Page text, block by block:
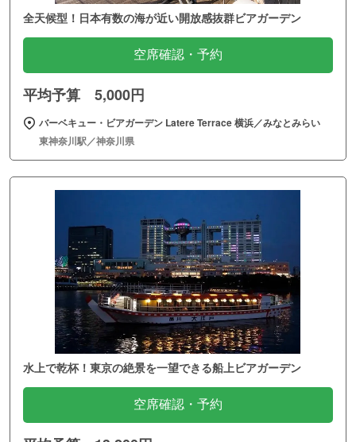
全天候型！日本有数の海が近い開放感抜群ビアガーデン
空席確認・予約
平均予算 5,000円
バーベキュー・ビアガーデン Latere Terrace 横浜／みなとみらい
東神奈川駅／神奈川県
水上で乾杯！東京の絶景を一望できる船上ビアガーデン
空席確認・予約